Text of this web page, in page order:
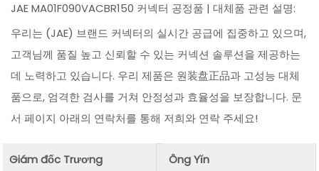
JAE MA01F090VACBR150 커넥터 공정품 | 대체품 관련 설명:
우리는 (JAE) 브랜드 커넥터의 실시간 공급에 집중하고 있으며,
고객님께 품질 높고 신뢰할 수 있는 커넥션 솔루션을 제공하는
데 노력하고 있습니다. 우리 제품은 원装盘正品과 고성능 대체
품으로, 엄격한 검사를 거쳐 안정성과 효율성을 보장합니다. 문
서 페이지 아래의 연락처를 통해 저희와 연락 주세요!
Giám đốc Trương
Ông Yǐn